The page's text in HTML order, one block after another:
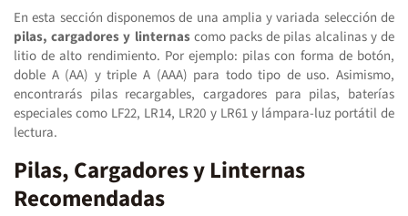
En esta sección disponemos de una amplia y variada selección de
pilas, cargadores y linternascomo packs de pilas alcalinas y de
litio de alto rendimiento. Por ejemplo: pilas con forma de botón,
doble A (AA) y triple A (AAA) para todo tipo de uso. Asimismo,
encontrarás pilas recargables, cargadores para pilas, baterías
especiales como LF22, LR14, LR20 y LR61 y lámpara-luz portátil de
lectura.
Pilas, Cargadores y Linternas
Recomendadas